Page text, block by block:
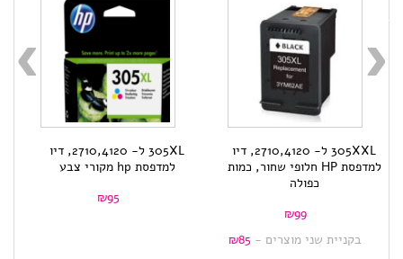
305XXL ל- 2710,4120, דיו
למדפסת HP חלופי שחור, כמות
כפולה
₪
בקניית שני מוצרים -
₪ 85
305XL ל- 2710,4120, דיו
למדפסת hp מקורי צבע
₪